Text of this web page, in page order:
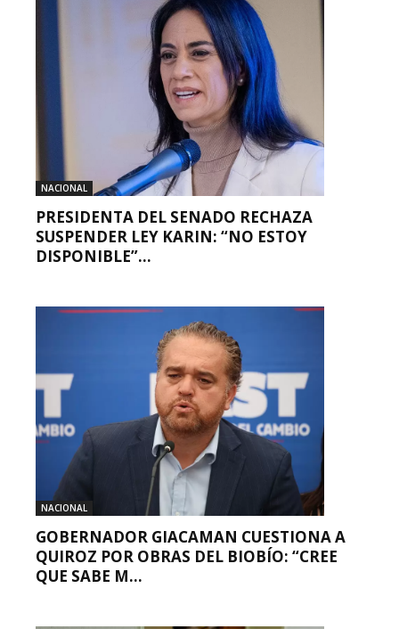
NACIONAL
PRESIDENTA DEL SENADO RECHAZA
SUSPENDER LEY KARIN: “NO ESTOY
DISPONIBLE”...
NACIONAL
GOBERNADOR GIACAMAN CUESTIONA A
QUIROZ POR OBRAS DEL BIOBÍO: “CREE
QUE SABE M...